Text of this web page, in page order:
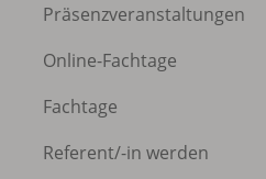
Präsenzveranstaltungen
Online-Fachtage
Fachtage
Referent/-in werden